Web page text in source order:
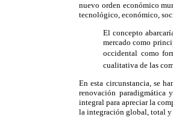
nuevo orden económico
tecnológico, económico,
El concepto
mercado como
occidental como
cualitativa de las
En esta circunstancia, se
renovación paradigmática
integral para apreciar la
la integración global, total y